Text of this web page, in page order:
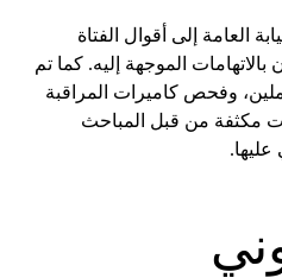
العامة إلى أقوال الفتاة
الموجهة إليه. كما تم
وفحص كاميرات المراقبة
مكثفة من قبل المباحث